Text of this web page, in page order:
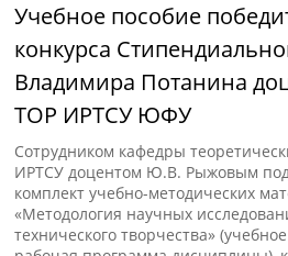
Учебное пособие
конкурса
Владимира Потанина
ТОР ИРТСУ ЮФУ
Сотрудником кафедры
ИРТСУ доцентом Ю.В. Рыжовым
комплект учебно-методических
«Методология научных
технического творчества»